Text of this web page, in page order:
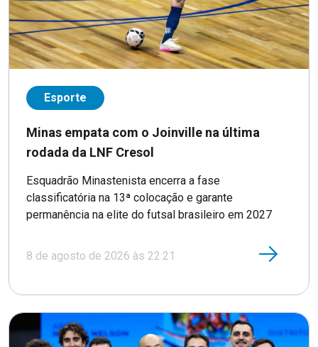
Esporte
Minas empata com o Joinville na última
rodada da LNF Cresol
Esquadrão Minastenista encerra a fase
classificatória na 13ª colocação e garante
permanência na elite do futsal brasileiro em 2027
8 de agosto de 2026 às 22:21